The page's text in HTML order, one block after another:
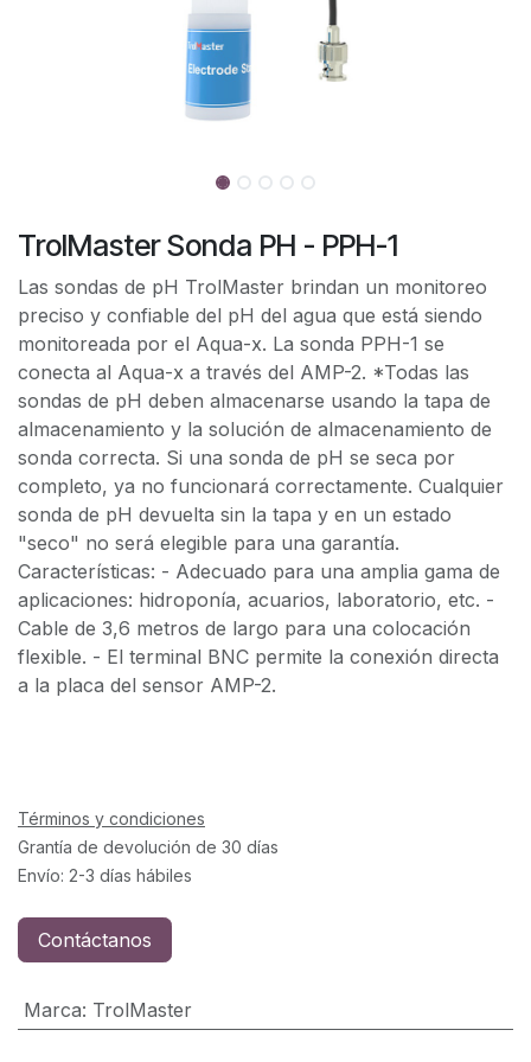
TrolMaster Sonda PH - PPH-1
Las sondas de pH TrolMaster brindan un monitoreo
preciso y confiable del pH del agua que está siendo
monitoreada por el Aqua-x. La sonda PPH-1 se
conecta al Aqua-x a través del AMP-2. *Todas las
sondas de pH deben almacenarse usando la tapa de
almacenamiento y la solución de almacenamiento de
sonda correcta. Si una sonda de pH se seca por
completo, ya no funcionará correctamente. Cualquier
sonda de pH devuelta sin la tapa y en un estado
"seco" no será elegible para una garantía.
Características: - Adecuado para una amplia gama de
aplicaciones: hidroponía, acuarios, laboratorio, etc. -
Cable de 3,6 metros de largo para una colocación
flexible. - El terminal BNC permite la conexión directa
a la placa del sensor AMP-2.
Términos y condiciones
Grantía de devolución de 30 días
Envío: 2-3 días hábiles
Contáctanos
Marca: TrolMaster